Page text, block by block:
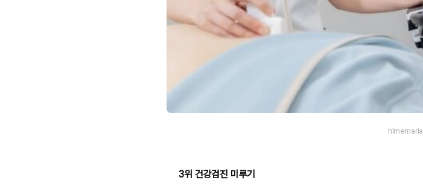
himemaria
3위 건강검진 미루기